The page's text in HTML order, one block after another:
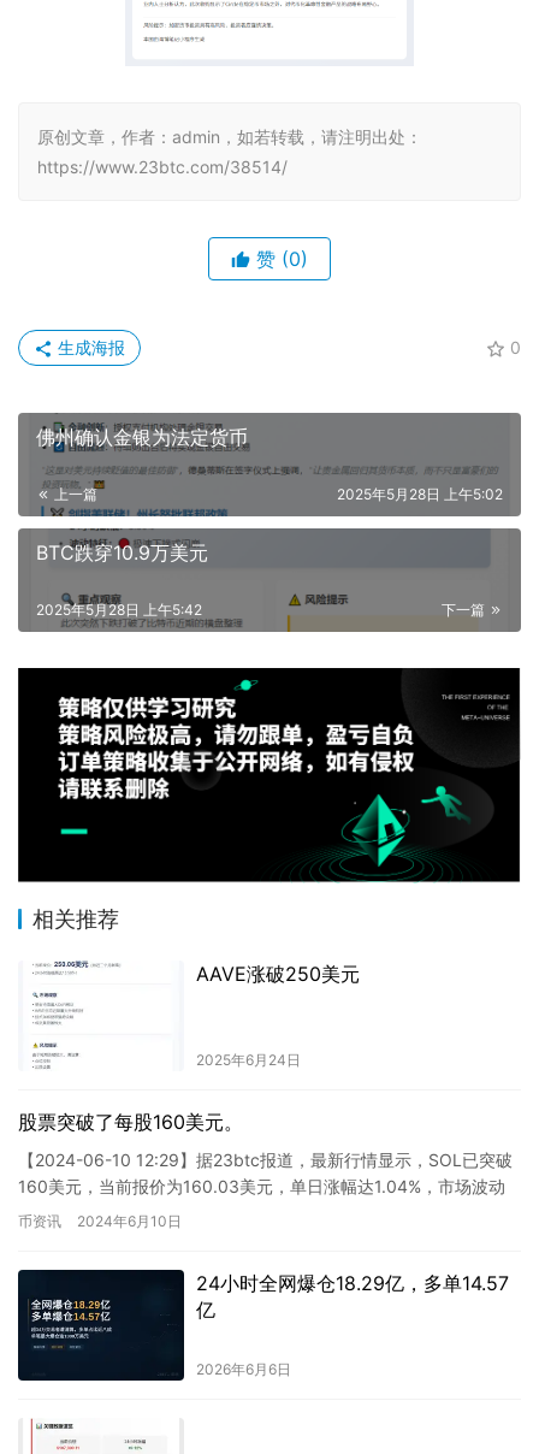
原创文章，作者：admin，如若转载，请注明出处：
https://www.23btc.com/38514/
赞 (0)
0
生成海报
佛州确认金银为法定货币
上一篇 2025年5月28日 上午5:02
BTC跌穿10.9万美元
下一篇
2025年5月28日 上午5:42
相关推荐
AAVE涨破250美元
2025年6月24日
股票突破了每股160美元。
【2024-06-10 12:29】据23btc报道，最新行情显示，SOL已突破
160美元，当前报价为160.03美元，单日涨幅达1.04%，市场波动
较为剧烈，请谨慎控制风险。 这…
币资讯 2024年6月10日
24小时全网爆仓18.29亿，多单14.57
亿
2026年6月6日